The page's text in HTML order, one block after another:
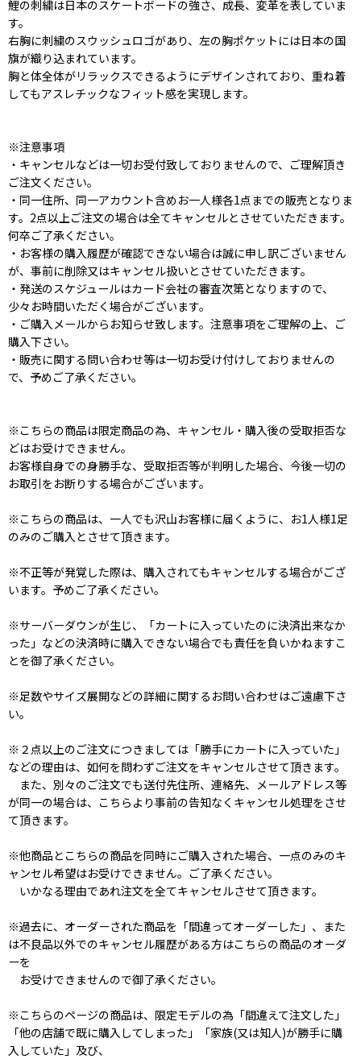
鯉の刺繍は日本のスケートボードの強さ、成長、変革を表していま
す。
右胸に刺繍のスウッシュロゴがあり、左の胸ポケットには日本の国
旗が織り込まれています。
胸と体全体がリラックスできるようにデザインされており、重ね着
してもアスレチックなフィット感を実現します。
※注意事項
・キャンセルなどは一切お受付致しておりませんので、ご理解頂き
ご注文ください。
・同一住所、同一アカウント含めお一人様各1点までの販売となりま
す。2点以上ご注文の場合は全てキャンセルとさせていただきます。
何卒ご了承ください。
・お客様の購入履歴が確認できない場合は誠に申し訳ございません
が、事前に削除又はキャンセル扱いとさせていただきます。
・発送のスケジュールはカード会社の審査次第となりますので、
少々お時間いただく場合がございます。
・ご購入メールからお知らせ致します。注意事項をご理解の上、ご
購入下さい。
・販売に関する問い合わせ等は一切お受け付けしておりませんの
で、予めご了承ください。
※こちらの商品は限定商品の為、キャンセル・購入後の受取拒否な
どはお受けできません。
お客様自身での身勝手な、受取拒否等が判明した場合、今後一切の
お取引をお断りする場合がございます。
※こちらの商品は、一人でも沢山お客様に届くように、お1人様1足
のみのご購入とさせて頂きます。
※不正等が発覚した際は、購入されてもキャンセルする場合がござ
います。予めご了承ください。
※サーバーダウンが生じ、「カートに入っていたのに決済出来なか
った」などの決済時に購入できない場合でも責任を負いかねますこ
とを御了承ください。
※足数やサイズ展開などの詳細に関するお問い合わせはご遠慮下さ
い。
※２点以上のご注文につきましては「勝手にカートに入っていた」
などの理由は、如何を問わずご注文をキャンセルさせて頂きます。
また、別々のご注文でも送付先住所、連絡先、メールアドレス等
が同一の場合は、こちらより事前の告知なくキャンセル処理をさせ
て頂きます。
※他商品とこちらの商品を同時にご購入された場合、一点のみのキ
ャンセル希望はお受けできません。ご了承ください。
いかなる理由であれ注文を全てキャンセルさせて頂きます。
※過去に、オーダーされた商品を「間違ってオーダーした」、また
は不良品以外でのキャンセル履歴がある方はこちらの商品のオーダ
ーを
お受けできませんので御了承ください 。
※こちらのページの商品は、限定モデルの為「間違えて注文した」
「他の店舗で既に購入してしまった」「家族(又は知人)が勝手に購
入していた」及び、